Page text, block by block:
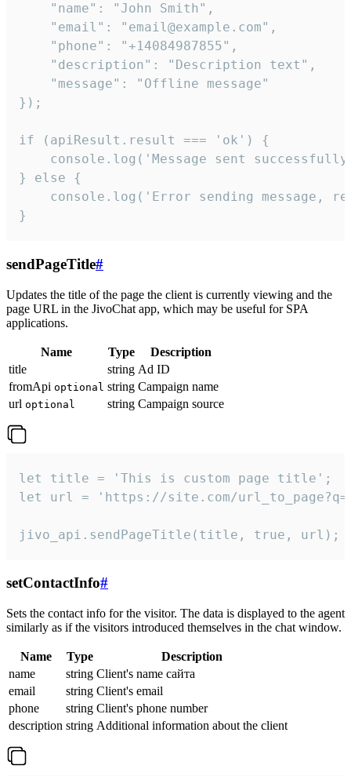
    "name": "John Smith",
    "email": "email@example.com",
    "phone": "+14084987855",
    "description": "Description text",
    "message": "Offline message"
});
if (apiResult.result === 'ok') {
console.log('Message sent
} else {
console.log('Error sending message,
}
sendPageTitle#
Updates the title of the page the client is currently viewing and the
page URL in the JivoChat app, which may be useful for SPA
applications.
Name Type
Description
title
string Ad ID
fromApi optional string Campaign name
url optional string Campaign source
let title = 'This is custom page title';
let url = 'https://site.com/
jivo_api.sendPageTitle(title, true, url);
setContactInfo#
Sets the contact info for the visitor. The data is displayed to the agent
similarly as if the visitors introduced themselves in the chat window.
Name Type
Description
name
string Client's name сайта
email
string Client's email
phone
string Client's phone number
description string Additional information about the client